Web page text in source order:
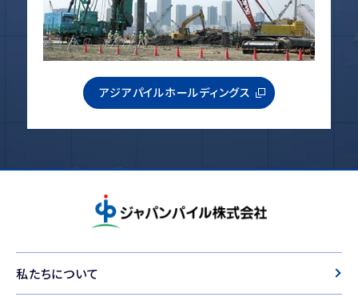
アジアパイルホールディングス
私たちについて